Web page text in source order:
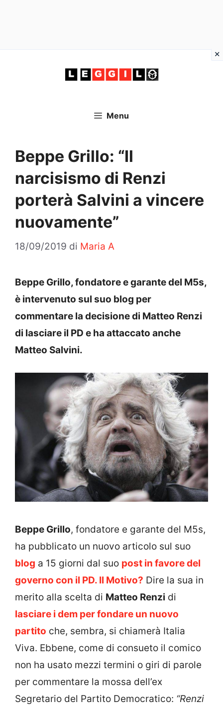
Menu
Beppe Grillo: “Il
narcisismo di Renzi
porterà Salvini a vincere
nuovamente”
18/09/2019 di Maria A
Beppe Grillo, fondatore e garante del M5s,
è intervenuto sul suo blog per
commentare la decisione di Matteo Renzi
di lasciare il PD e ha attaccato anche
Matteo Salvini.
Beppe Grillo, fondatore e garante del M5s,
ha pubblicato un nuovo articolo sul suo
blog a 15 giorni dal suo post in favore del
governo con il PD. Il Motivo? Dire la sua in
merito alla scelta di Matteo Renzi di
lasciare i dem per fondare un nuovo
partito che, sembra, si chiamerà Italia
Viva. Ebbene, come di consueto il comico
non ha usato mezzi termini o giri di parole
per commentare la mossa dell’ex
Segretario del Partito Democratico: “Renzi